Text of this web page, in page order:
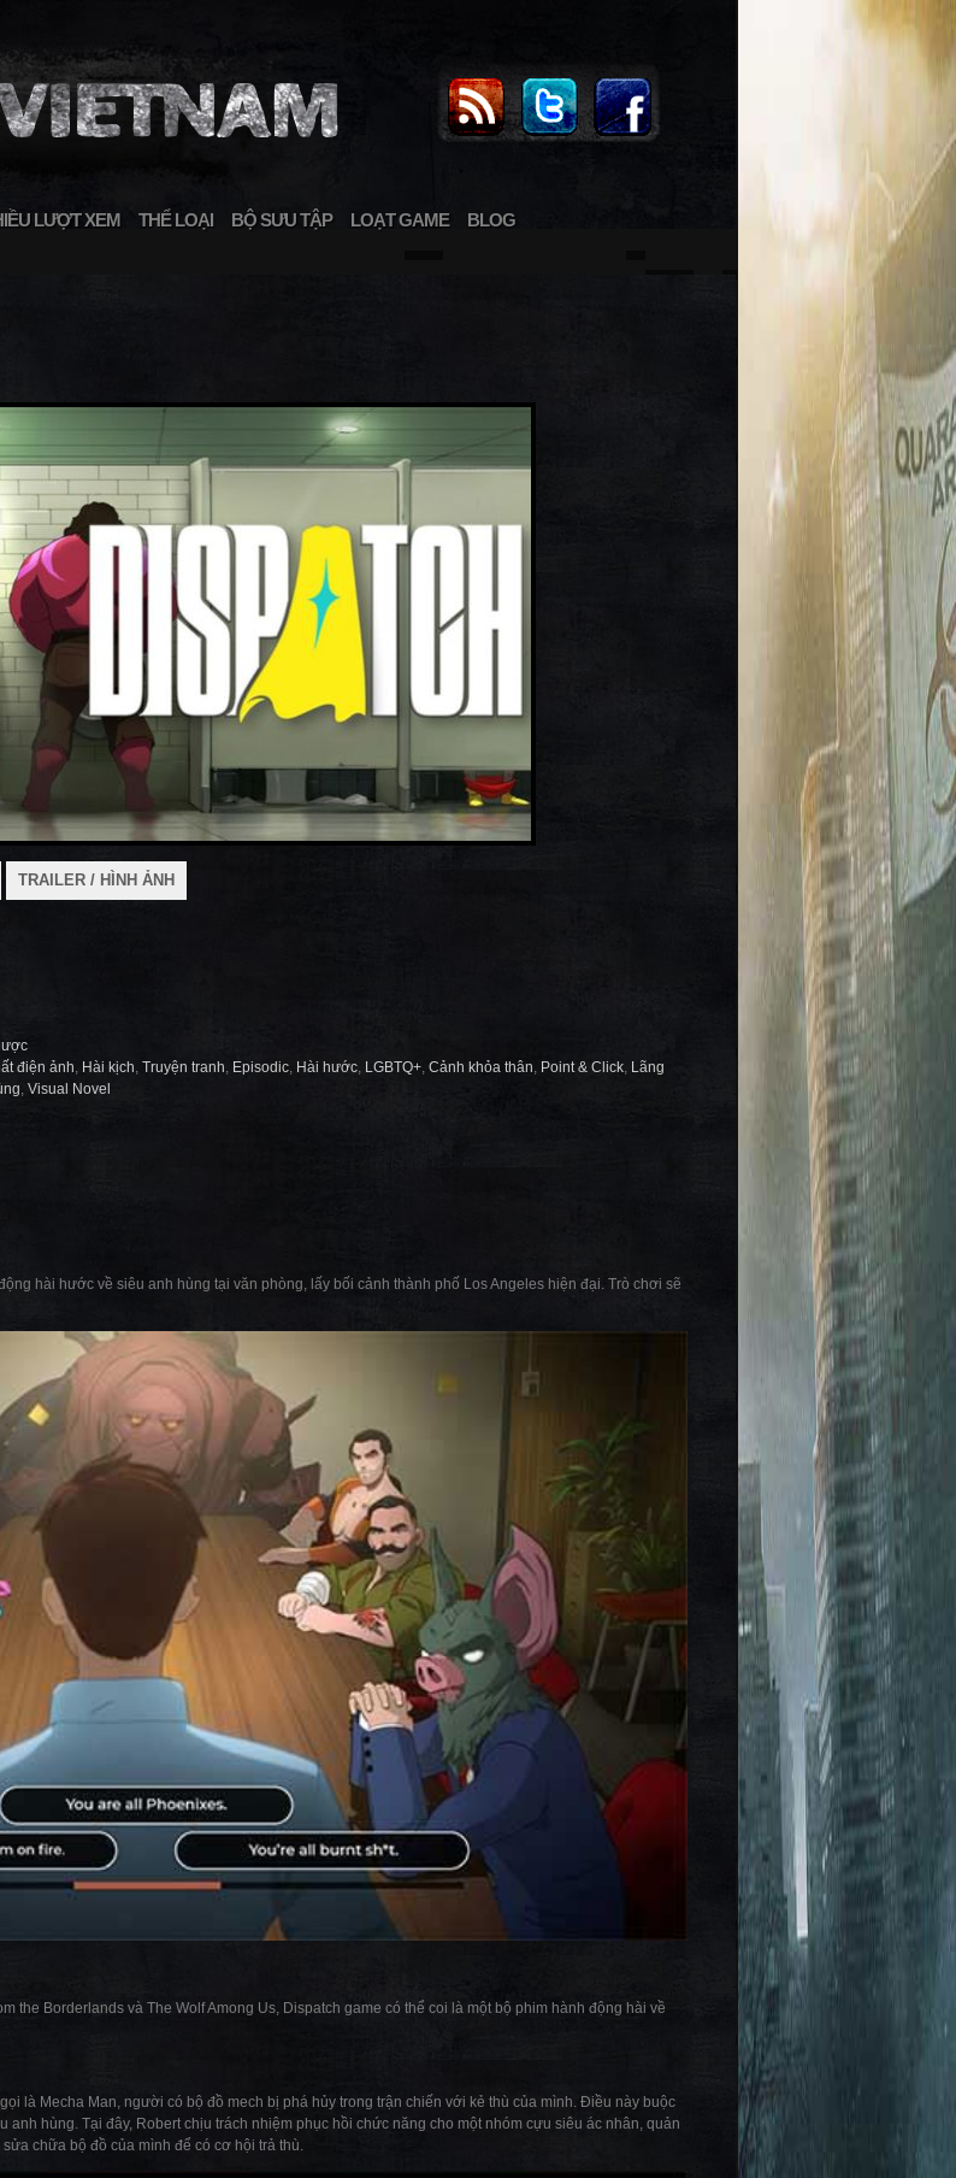
LƯỢT XEM THỂ LOẠI BỘ SƯU TẬP LOẠT GAME BLOG
TRAILER / HÌNH ẢNH
điện ảnh, Hài kịch, Truyện tranh, Episodic, Hài hước, LGBTQ+, Cảnh khỏa thân, Point & Click, Lãng
, Visual Novel
hài hước về siêu anh hùng tại văn phòng, lấy bối cảnh thành phố Los Angeles hiện đại. Trò chơi sẽ
the Borderlands và The Wolf Among Us, Dispatch game có thể coi là một bộ phim hành động hài về
là Mecha Man, người có bộ đồ mech bị phá hủy trong trận chiến với kẻ thù của mình. Điều này buộc
hùng. Tại đây, Robert chịu trách nhiệm phục hồi chức năng cho một nhóm cựu siêu ác nhân, quản
chữa bộ đồ của mình để có cơ hội trả thù.